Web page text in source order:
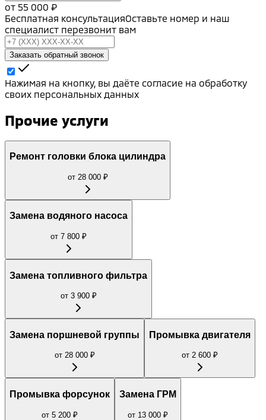
от 55 000 ₽
Бесплатная консультацияОставьте номер и наш
специалист перезвонит вам
Заказать обратный звонок
Нажимая на кнопку, вы даёте согласие на обработку
своих персональных данных
Прочие услуги
Ремонт головки блока цилиндра
от 28 000₽
Замена водяного насоса
от 7 800 ₽
Замена топливного фильтра
от 3 900₽
Замена поршневой группы
от 28 000₽
Промывка двигателя
от 2 600 ₽
Промывка форсунок
от 5 200 ₽
Замена ГРМ
от 13 000 ₽